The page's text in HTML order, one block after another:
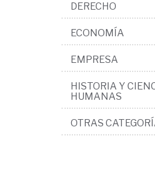
DERECHO
ECONOMÍA
EMPRESA
HISTORIA Y
HUMANAS
OTRAS